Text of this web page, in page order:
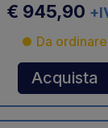
€ 945,90
Da ordinare
Acquista